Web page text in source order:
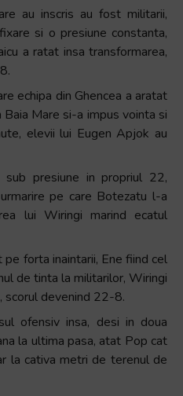
au inscris au fost militarii,
si o presiune constanta,
a ratat insa transformarea,
echipa din Ghencea a aratat
Baia Mare si-a impus vointa si
elevii lui Eugen Apjok au
presiune in propriul 22,
pe care Botezatu l-a
lui Wiringi marind ecatul
forta inaintarii, Ene fiind cel
de tinta la militarilor, Wiringi
scorul devenind 22-8.
ofensiv insa, desi in doua
la ultima pasa, atat Pop cat
la cativa metri de terenul de